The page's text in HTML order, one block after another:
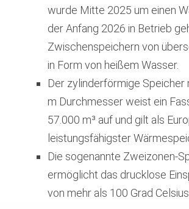
wurde Mitte 2025 um einen
der Anfang 2026 in Betrieb
Zwischenspeichern von
in Form von heißem Wasser.
Der zylinderförmige
m Durchmesser weist ein
57.000 m³ auf und gilt als
leistungsfähigster
Die sogenannte Zweizonen-
ermöglicht das drucklose
von mehr als 100 Grad Celsius.